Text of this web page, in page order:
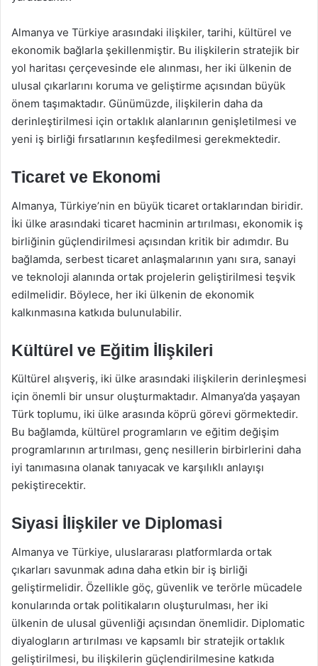
Almanya ve Türkiye arasındaki ilişkiler, tarihi, kültürel ve
ekonomik bağlarla şekillenmiştir. Bu ilişkilerin stratejik bir
yol haritası çerçevesinde ele alınması, her iki ülkenin de
ulusal çıkarlarını koruma ve geliştirme açısından büyük
önem taşımaktadır. Günümüzde, ilişkilerin daha da
derinleştirilmesi için ortaklık alanlarının genişletilmesi ve
yeni iş birliği fırsatlarının keşfedilmesi gerekmektedir.
Ticaret ve Ekonomi
Almanya, Türkiye’nin en büyük ticaret ortaklarından biridir.
İki ülke arasındaki ticaret hacminin artırılması, ekonomik iş
birliğinin güçlendirilmesi açısından kritik bir adımdır. Bu
bağlamda, serbest ticaret anlaşmalarının yanı sıra, sanayi
ve teknoloji alanında ortak projelerin geliştirilmesi teşvik
edilmelidir. Böylece, her iki ülkenin de ekonomik
kalkınmasına katkıda bulunulabilir.
Kültürel ve Eğitim İlişkileri
Kültürel alışveriş, iki ülke arasındaki ilişkilerin derinleşmesi
için önemli bir unsur oluşturmaktadır. Almanya’da yaşayan
Türk toplumu, iki ülke arasında köprü görevi görmektedir.
Bu bağlamda, kültürel programların ve eğitim değişim
programlarının artırılması, genç nesillerin birbirlerini daha
iyi tanımasına olanak tanıyacak ve karşılıklı anlayışı
pekiştirecektir.
Siyasi İlişkiler ve Diplomasi
Almanya ve Türkiye, uluslararası platformlarda ortak
çıkarları savunmak adına daha etkin bir iş birliği
geliştirmelidir. Özellikle göç, güvenlik ve terörle mücadele
konularında ortak politikaların oluşturulması, her iki
ülkenin de ulusal güvenliği açısından önemlidir. Diplomatic
diyalogların artırılması ve kapsamlı bir stratejik ortaklık
geliştirilmesi, bu ilişkilerin güçlendirilmesine katkıda